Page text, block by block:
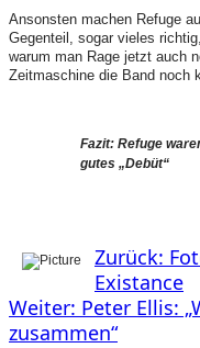
Ansonsten machen Refuge
Gegenteil, sogar vieles
warum man Rage jetzt auch
Zeitmaschine die Band noch
Fazit: Refuge
gutes „Debüt“
Zurück:
Existance
Weiter: Peter Ellis:
zusammen“